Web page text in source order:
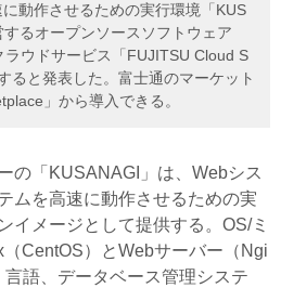
動作させるための実行環境「KUS
るオープンソースソフトウェア
ラウドサービス「FUJITSU Cloud S
ると発表した。富士通のマーケット
」から導入できる。
の「KUSANAGI」は、Webシス
ムを高速に動作させるための実
イメージとして提供する。OS/ミ
（CentOS）とWebサーバー（Ngi
語、データベース管理システ